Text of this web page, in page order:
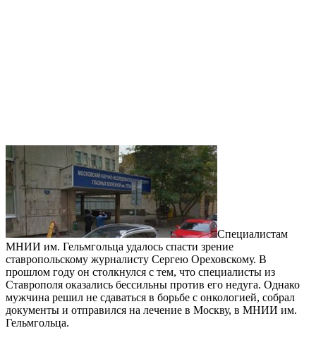
Специалистам
МНИИ им. Гельмгольца удалось спасти зрение
ставропольскому журналисту Сергею Ореховскому. В
прошлом году он столкнулся с тем, что специалисты из
Ставрополя оказались бессильны против его недуга. Однако
мужчина решил не сдаваться в борьбе с онкологией, собрал
документы и отправился на лечение в Москву, в МНИИ им.
Гельмгольца.